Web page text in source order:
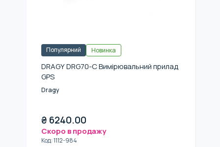
Популярний Новинка
DRAGY DRG70-C Вимірювальний прилад
GPS
Dragy
₴ 6240.00
Скоро в продажу
Код:1112-984